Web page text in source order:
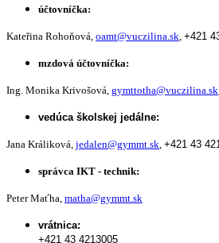
účtovníčka:
Kateřina Rohoňová, oamt@vuczilina.sk +421
mzdová účtovníčka:
Ing. Monika Krivošová, gymttotha@vuczilina.sk
vedúca školskej jedálne:
Jana Králiková, jedalen@gymmt.sk +421 43
správca IKT - technik:
Peter Maťha, matha@gymmt.sk
vrátnica:
+421 43 4213005